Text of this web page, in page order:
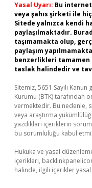
Yasal Uyarı: Bu
veya şahıs şirketi ile
Sitede yalnızca kendi
paylaşılmaktadır.
taşımamakta olup,
paylaşım
benzerlikleri
taslak halindedir ve
Sitemiz, 5651 Sayılı
Kurumu (BTK) tarafından
vermektedir. Bu nedenle,
veya araştırma
yazdıkları içeriklerin
bu sorumluluğu kabul
Hukuka ve yasal
içerikleri,
halinde, ilgili içerikler